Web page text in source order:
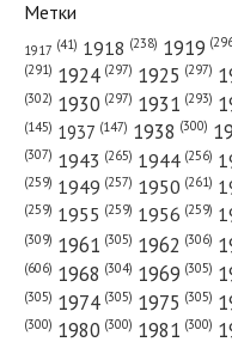
№ 272 от ноября 1920
№ 50 от февраля 1935
Метки
1917 (41) 1918 (238) 1919
(291) 1924 (297) 1925 (297)
(302) 1930 (297) 1931 (293)
(145) 1937 (147) 1938 (300)
(307) 1943 (265) 1944 (256)
(259) 1949 (257) 1950 (261)
(259) 1955 (259) 1956 (259)
(309) 1961 (305) 1962 (306)
(606) 1968 (304) 1969 (305)
(305) 1974 (305) 1975 (305)
(300) 1980 (300) 1981 (300)